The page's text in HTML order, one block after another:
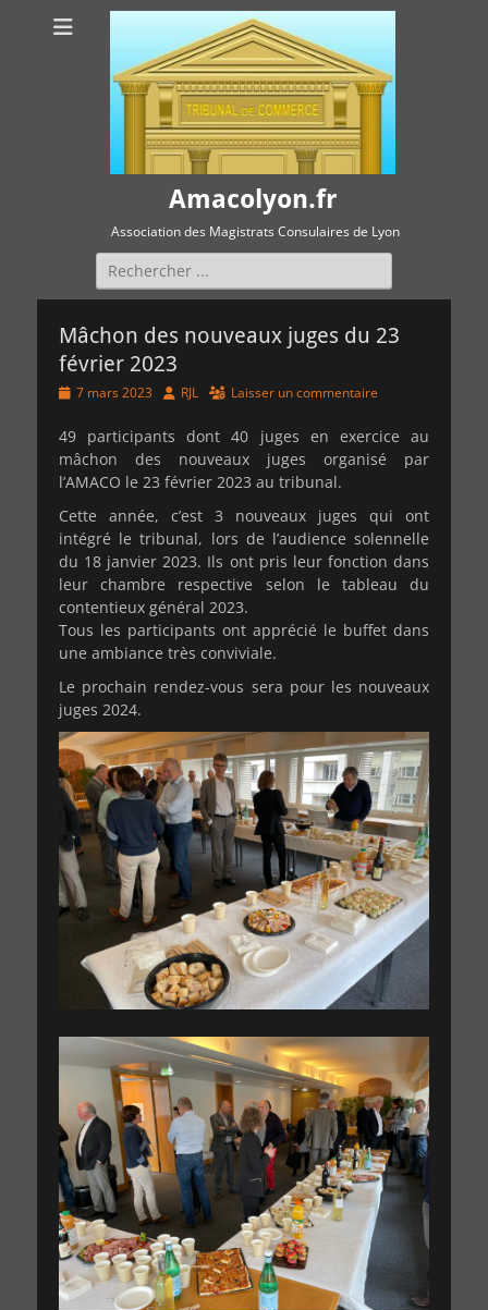
Amacolyon.fr
Association des Magistrats Consulaires de Lyon
Rechercher :
Mâchon des nouveaux juges du 23
février 2023
Posted
7 mars 2023 Author
RJL Laisser un commentaire
49 participants dont 40 juges en exercice au
mâchon des nouveaux juges organisé par
l’AMACO le 23 février 2023 au tribunal.
Cette année, c’est 3 nouveaux juges qui ont
intégré le tribunal, lors de l’audience solennelle
du 18 janvier 2023. Ils ont pris leur fonction dans
leur chambre respective selon le tableau du
contentieux général 2023.
Tous les participants ont apprécié le buffet dans
une ambiance très conviviale.
Le prochain rendez-vous sera pour les nouveaux
juges 2024.